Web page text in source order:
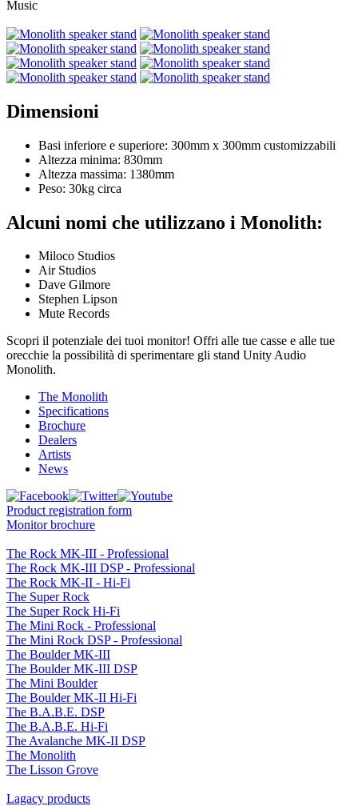
Music
Dimensioni
Basi inferiore e superiore: 300mm x 300mm customizzabili
Altezza minima: 830mm
Altezza massima: 1380mm
Peso: 30kg circa
Alcuni nomi che utilizzano i Monolith:
Miloco Studios
Air Studios
Dave Gilmore
Stephen Lipson
Mute Records
Scopri il potenziale dei tuoi monitor! Offri alle tue casse e alle tue
orecchie la possibilità di sperimentare gli stand Unity Audio
Monolith.
The Monolith
Specifications
Brochure
Dealers
Artists
News
Product registration form
Monitor brochure
The Rock MK-III - Professional
The Rock MK-III DSP - Professional
The Rock MK-II - Hi-Fi
The Super Rock
The Super Rock Hi-Fi
The Mini Rock - Professional
The Mini Rock DSP - Professional
The Boulder MK-III
The Boulder MK-III DSP
The Mini Boulder
The Boulder MK-II Hi-Fi
The B.A.B.E. DSP
The B.A.B.E. Hi-Fi
The Avalanche MK-II DSP
The Monolith
The Lisson Grove
Lagacy products